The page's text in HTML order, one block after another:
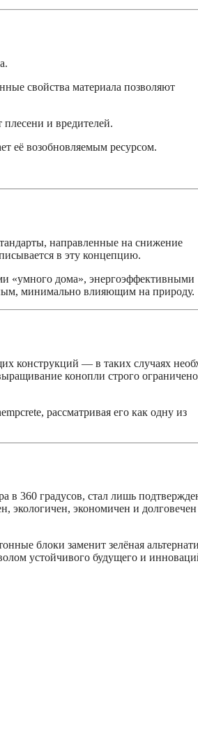
свойства материала позволяют
плесени и вредителей.
её возобновляемым ресурсом.
направленные на снижение
в эту концепцию.
«умного дома», энергоэффективными
минимально влияющим на природу.
конструкций — в таких случаях
конопли строго
рассматривая его как одну из
в 360 градусов, стал лишь
экологичен, экономичен и
блоки заменит зелёная
устойчивого будущего и